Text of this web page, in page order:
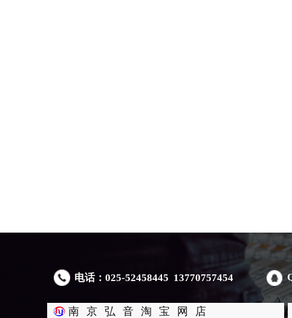
电话：025-52458445 13770757454
南京弘音淘宝网店